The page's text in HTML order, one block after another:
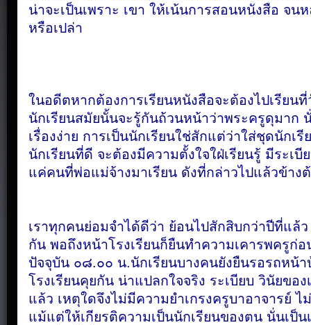
น่าจะเป็นเพราะ เขา ให้เน้นการสอนหนังสือ จน
หรือเปล่า
ในอดีตหากต้องการเรียนหนังสือจะต้องไปเรียน
นักเรียนสมัยนั้นจะรู้กันถ้วนหน้าว่าพระครูดุมาก
เรื่องง่าย การเป็นนักเรียนใช่สักแต่ว่าใส่ชุดนักเรี
นักเรียนที่ดี จะต้องมีความตั้งใจใฝ่เรียนรู้ มีระเบี
แค่คนที่พ่อแม่จ้างมาเรียน ดังที่กล่าวไปแล้วข้าง
เราทุกคนย่อมจำได้ดีว่า ย้อนไปสักสิบกว่าปีที่แล้ว
กัน พอถึงหน้าโรงเรียนก็ยืนทำความเคารพครูก่อ
ปัจจุบัน ๐๘.๐๐ น.นักเรียนบางคนยังยืนรอรถหน้
โรงเรียนคุยกัน น่าแปลกใจจริง ระเบียบ วินัยของ
แล้ว เหตุใดจึงไม่มีความยำเกรงครูบาอาจารย์ ไ
แม้แต่ให้เกียรติความเป็นนักเรียนของตน นั่นเป็น